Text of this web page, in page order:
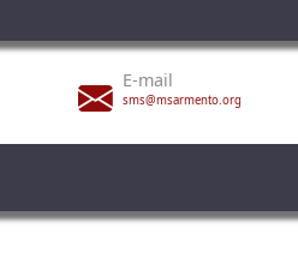
E-mail
sms@msarmento.org